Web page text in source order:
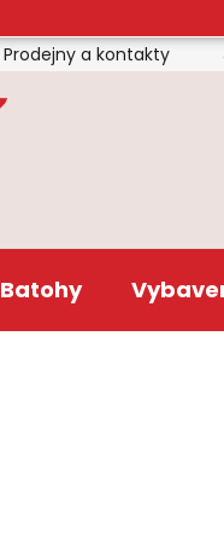
Prodejny a kontakty
Batohy